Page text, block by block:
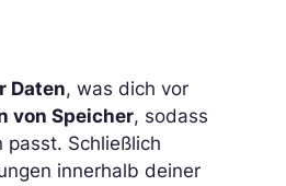
Daten, was dich vor
von Speicher, sodass
Schließlich
innerhalb deiner